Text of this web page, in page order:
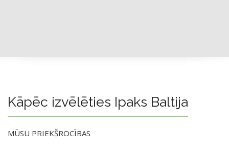
Kāpēc izvēlēties Ipaks Baltija
MŪSU PRIEKŠROCĪBAS